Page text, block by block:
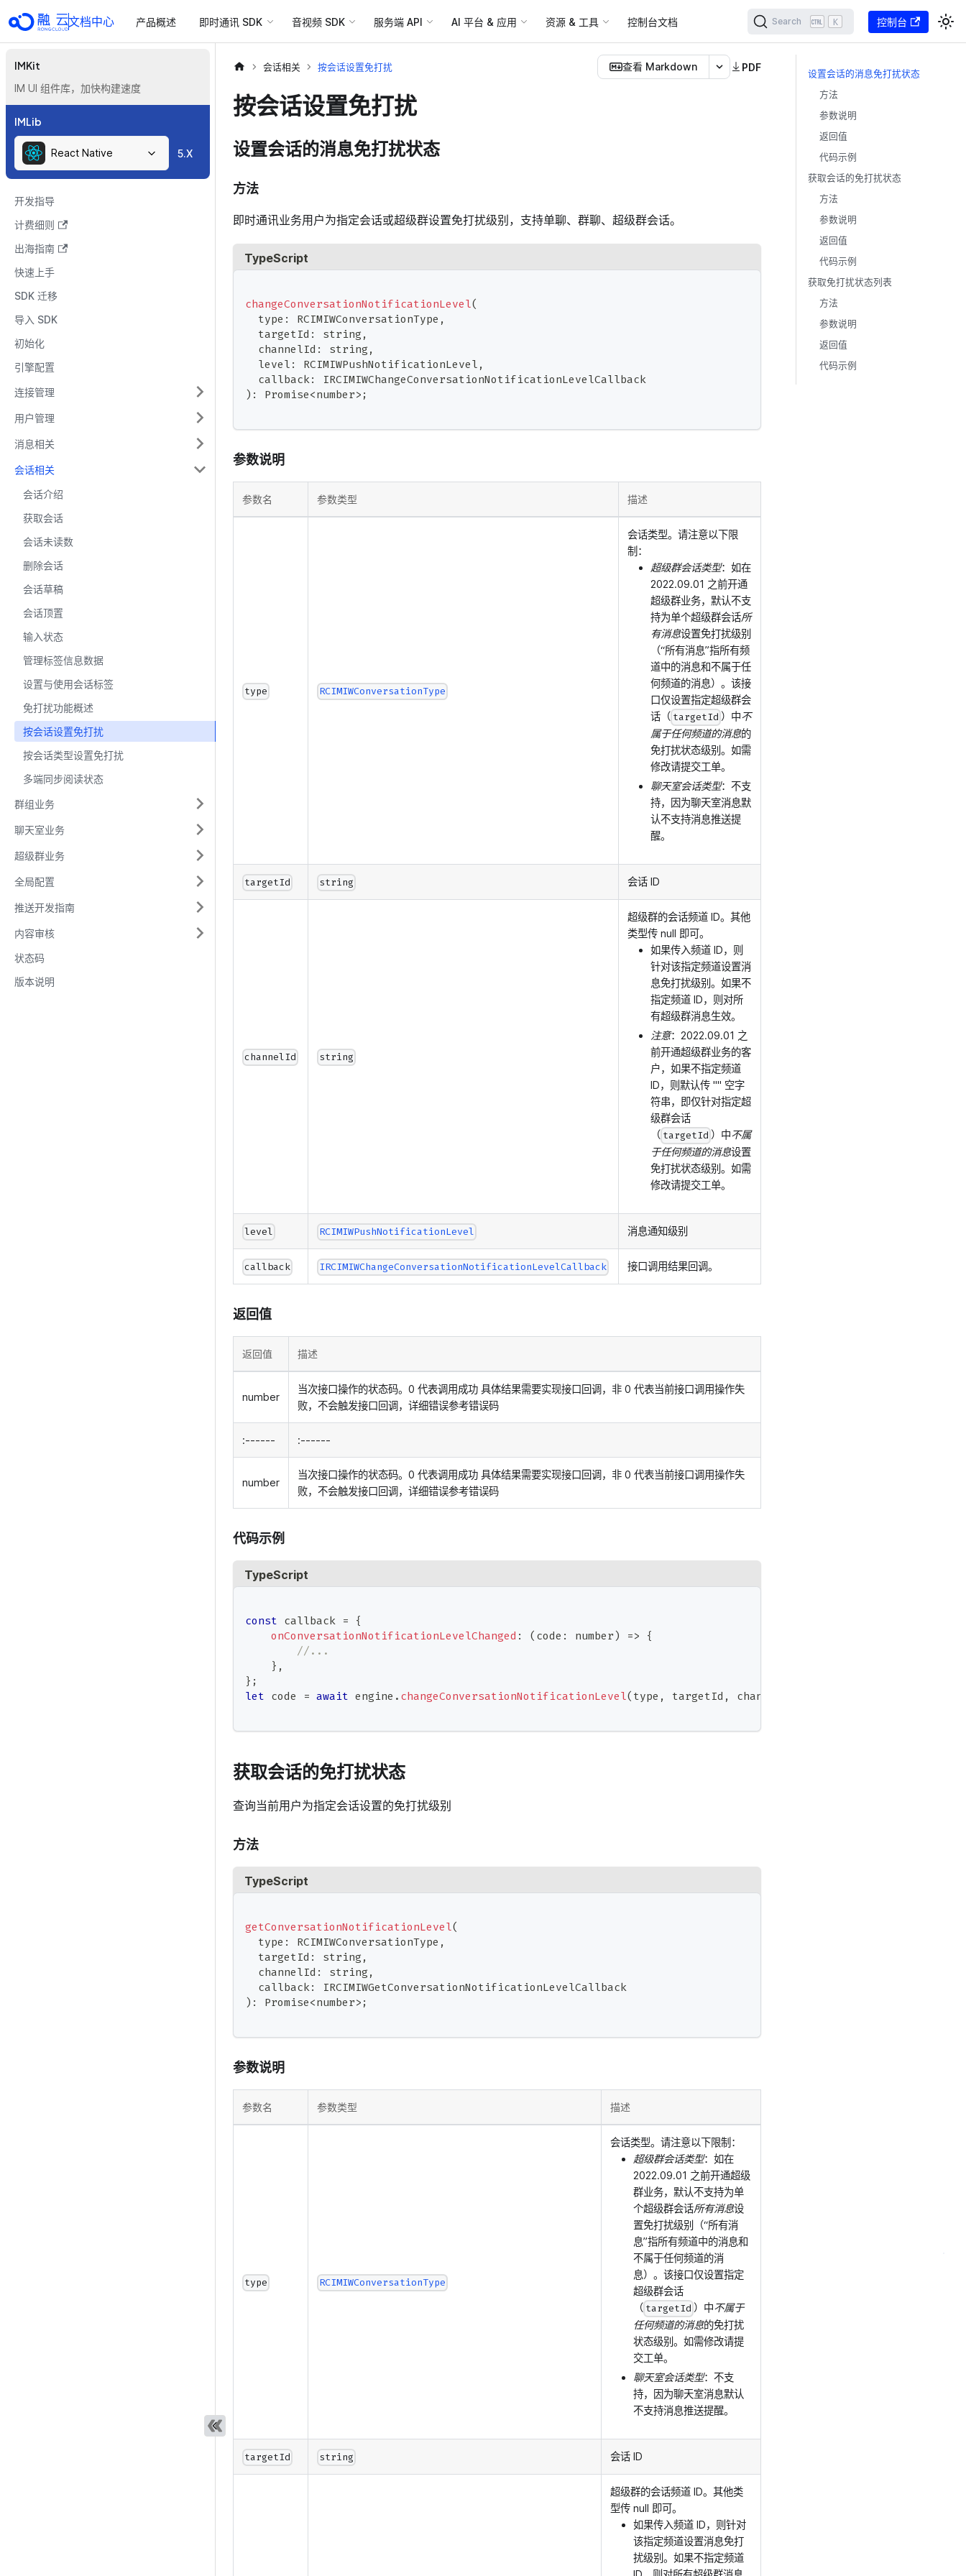
文档中心 产品概述 即时通讯 SDK 音视频 SDK 服务端 API AI 平台 & 应用 资源 & 工具 控制台文档 Search K 控制台
IMKit
IM UI 组件库，加快构建速度
IMLib
React Native 5.X
开发指导
计费细则
出海指南
快速上手
SDK 迁移
导入 SDK
初始化
引擎配置
连接管理
用户管理
消息相关
会话相关
会话介绍
获取会话
会话未读数
删除会话
会话草稿
会话顶置
输入状态
管理标签信息数据
设置与使用会话标签
免打扰功能概述
按会话设置免打扰
按会话类型设置免打扰
多端同步阅读状态
群组业务
聊天室业务
超级群业务
全局配置
推送开发指南
内容审核
状态码
版本说明
会话相关 按会话设置免打扰 查看 Markdown PDF
按会话设置免打扰
设置会话的消息免打扰状态
方法
即时通讯业务用户为指定会话或超级群设置免打扰级别，支持单聊、群聊、超级群会话。
TypeScript
changeConversationNotificationLevel(
  type
: RCIMIWConversationType ,
  targetId
: string ,
  channelId
: string ,
  level
: RCIMIWPushNotificationLevel ,
  callback
:
IRCIMIWChangeConversationNotificationLevelCallback
) : Promise<number> ;
参数说明
参数名 参数类型 描述
type RCIMIWConversationType
会话类型。请注意以下限
制：
超级群会话类型：如在
2022.09.01 之前开通
超级群业务，默认不支
持为单个超级群会话所
有消息设置免打扰级别
（“所有消息”指所有频
道中的消息和不属于任
何频道的消息）。该接
口仅设置指定超级群会
话（ targetId ）中不
属于任何频道的消息的
免打扰状态级别。如需
修改请提交工单。
聊天室会话类型：不支
持，因为聊天室消息默
认不支持消息推送提
醒。
targetId string 会话 ID
channelId string
超级群的会话频道 ID。其他
类型传 null 即可。
如果传入频道 ID，则
针对该指定频道设置消
息免打扰级别。如果不
指定频道 ID，则对所
有超级群消息生效。
注意：2022.09.01 之
前开通超级群业务的客
户，如果不指定频道
ID，则默认传 "" 空字
符串，即仅针对指定超
级群会话
（ targetId ）中不属
于任何频道的消息设置
免打扰状态级别。如需
修改请提交工单。
level RCIMIWPushNotificationLevel 消息通知级别
callback IRCIMIWChangeConversationNotificationLevelCallback 接口调用结果回调。
返回值
返回值 描述
number
当次接口操作的状态码。0 代表调用成功 具体结果需要实现接口回调，非 0 代表当前接口调用操作失
败，不会触发接口回调，详细错误参考错误码
:------ :------
number
当次接口操作的状态码。0 代表调用成功 具体结果需要实现接口回调，非 0 代表当前接口调用操作失
败，不会触发接口回调，详细错误参考错误码
代码示例
TypeScript
const callback = {
onConversationNotificationLevelChanged : ( code : number) => {
//...
} ,
} ;
let code = await engine . changeConversationNotificationLevel( type , targetId , channelId
获取会话的免打扰状态
查询当前用户为指定会话设置的免打扰级别
方法
TypeScript
getConversationNotificationLevel(
  type
: RCIMIWConversationType ,
  targetId
: string ,
  channelId
: string ,
  callback
:
IRCIMIWGetConversationNotificationLevelCallback
) : Promise<number> ;
参数说明
参数名 参数类型 描述
type RCIMIWConversationType
会话类型。请注意以下限制：
超级群会话类型：如在
2022.09.01 之前开通超级
群业务，默认不支持为单
个超级群会话所有消息设
置免打扰级别（“所有消
息”指所有频道中的消息和
不属于任何频道的消
息）。该接口仅设置指定
超级群会话
（ targetId ）中不属于
任何频道的消息的免打扰
状态级别。如需修改请提
交工单。
聊天室会话类型：不支
持，因为聊天室消息默认
不支持消息推送提醒。
targetId string 会话 ID
超级群的会话频道 ID。其他类
型传 null 即可。
如果传入频道 ID，则针对
该指定频道设置消息免打
扰级别。如果不指定频道
设置会话的消息免打扰状态
方法
参数说明
返回值
代码示例
获取会话的免打扰状态
方法
参数说明
返回值
代码示例
获取免打扰状态列表
方法
参数说明
返回值
代码示例